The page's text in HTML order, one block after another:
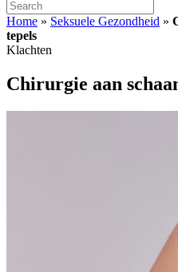
Home » Seksuele Gezondheid »
tepels
Klachten
Chirurgie aan